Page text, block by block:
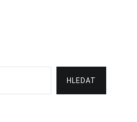
HLEDAT